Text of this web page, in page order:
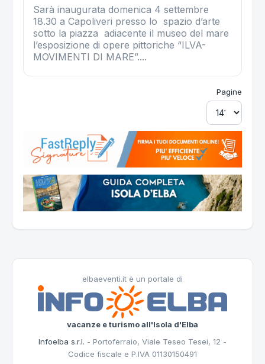
Sarà inaugurata domenica 4 settembre
18.30 a Capoliveri presso lo spazio d’arte
sotto la piazza adiacente il museo del mare
l’esposizione di opere pittoriche “ILVA-
MOVIMENTI DI MARE”....
Pagine
elbaeventi.it è un portale di
vacanze e turismo all'Isola d'Elba
Infoelba s.r.l. - Portoferraio, Viale Teseo Tesei, 12 -
Codice fiscale e P.IVA 01130150491